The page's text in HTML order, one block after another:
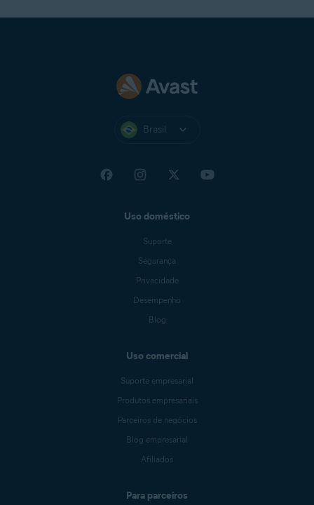
Brasil
Uso doméstico
Suporte
Segurança
Privacidade
Desempenho
Blog
Uso comercial
Suporte empresarial
Produtos empresariais
Parceiros de negócios
Blog empresarial
Afiliados
Para parceiros